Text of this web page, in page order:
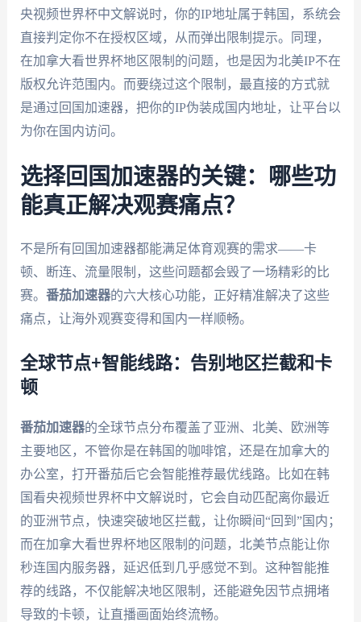
央视频世界杯中文解说时，你的IP地址属于韩国，系统会
直接判定你不在授权区域，从而弹出限制提示。同理，
在加拿大看世界杯地区限制的问题，也是因为北美IP不在
版权允许范围内。而要绕过这个限制，最直接的方式就
是通过回国加速器，把你的IP伪装成国内地址，让平台以
为你在国内访问。
选择回国加速器的关键：哪些功
能真正解决观赛痛点？
不是所有回国加速器都能满足体育观赛的需求——卡
顿、断连、流量限制，这些问题都会毁了一场精彩的比
赛。 番茄加速器的六大核心功能，正好精准解决了这些
痛点，让海外观赛变得和国内一样顺畅。
全球节点+智能线路：告别地区拦截和卡
顿
番茄加速器的全球节点分布覆盖了亚洲、北美、欧洲等
主要地区，不管你是在韩国的咖啡馆，还是在加拿大的
办公室，打开番茄后它会智能推荐最优线路。比如在韩
国看央视频世界杯中文解说时，它会自动匹配离你最近
的亚洲节点，快速突破地区拦截，让你瞬间“回到”国内；
而在加拿大看世界杯地区限制的问题，北美节点能让你
秒连国内服务器，延迟低到几乎感觉不到。这种智能推
荐的线路，不仅能解决地区限制，还能避免因节点拥堵
导致的卡顿，让直播画面始终流畅。